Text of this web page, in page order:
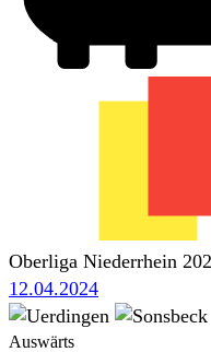
Oberliga Niederrhein
12.04.2024
Auswärts